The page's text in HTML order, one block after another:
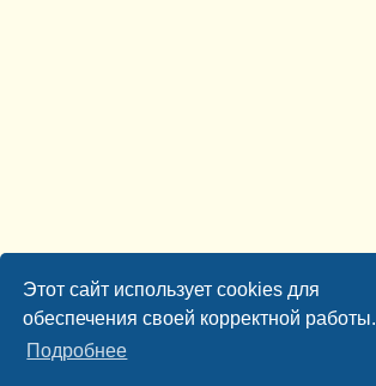
Этот сайт использует cookies для
обеспечения своей корректной работы.
Подробнее